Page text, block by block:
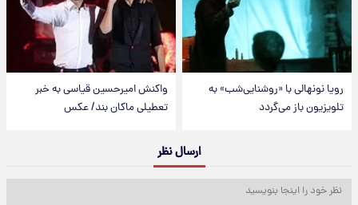
رویا نونهالی با «روشنایی‌شب» به
تلویزیون باز می‌گردد
واکنش امیرحسین قیاسی به خبر
تعطیلی ماکان بند/ عکس
ارسال نظر